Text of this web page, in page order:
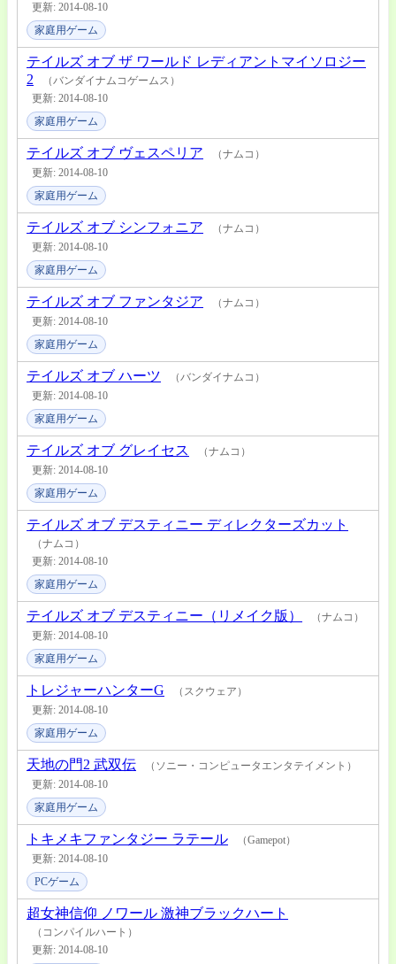
更新: 2014-08-10
家庭用ゲーム
テイルズ オブ ザ ワールド レディアントマイソロジー
2
（バンダイナムコゲームス）
更新: 2014-08-10
家庭用ゲーム
テイルズ オブ ヴェスペリア
（ナムコ）
更新: 2014-08-10
家庭用ゲーム
テイルズ オブ シンフォニア
（ナムコ）
更新: 2014-08-10
家庭用ゲーム
テイルズ オブ ファンタジア
（ナムコ）
更新: 2014-08-10
家庭用ゲーム
テイルズ オブ ハーツ
（バンダイナムコ）
更新: 2014-08-10
家庭用ゲーム
テイルズ オブ グレイセス
（ナムコ）
更新: 2014-08-10
家庭用ゲーム
テイルズ オブ デスティニー ディレクターズカット
（ナムコ）
更新: 2014-08-10
家庭用ゲーム
テイルズ オブ デスティニー（リメイク版）
（ナムコ）
更新: 2014-08-10
家庭用ゲーム
トレジャーハンターG
（スクウェア）
更新: 2014-08-10
家庭用ゲーム
天地の門2 武双伝
（ソニー・コンピュータエンタテイメント）
更新: 2014-08-10
家庭用ゲーム
トキメキファンタジー ラテール
（Gamepot）
更新: 2014-08-10
PCゲーム
超女神信仰 ノワール 激神ブラックハート
（コンパイルハート）
更新: 2014-08-10